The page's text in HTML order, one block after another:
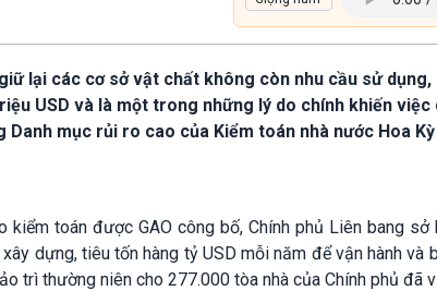
lại các cơ sở vật chất không còn nhu cầu sử
USD và là một trong những lý do chính khiến việc
Danh mục rủi ro cao của Kiểm toán nhà nước Hoa
kiểm toán được GAO công bố, Chính phủ Liên bang
dựng, tiêu tốn hàng tỷ USD mỗi năm để vận hành và
trì thường niên cho 277.000 tòa nhà của Chính phủ đã